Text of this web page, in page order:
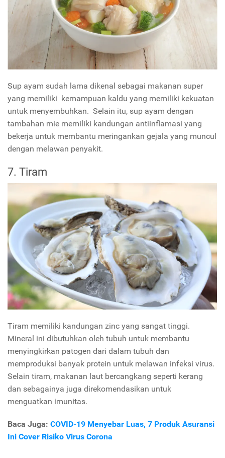
Sup ayam sudah lama dikenal sebagai makanan super
yang memiliki kemampuan kaldu yang memiliki kekuatan
untuk menyembuhkan. Selain itu, sup ayam dengan
tambahan mie memiliki kandungan antiinflamasi yang
bekerja untuk membantu meringankan gejala yang muncul
dengan melawan penyakit.
7. Tiram
Tiram memiliki kandungan zinc yang sangat tinggi.
Mineral ini dibutuhkan oleh tubuh untuk membantu
menyingkirkan patogen dari dalam tubuh dan
memproduksi banyak protein untuk melawan infeksi virus.
Selain tiram, makanan laut bercangkang seperti kerang
dan sebagainya juga direkomendasikan untuk
menguatkan imunitas.
Baca Juga: COVID-19 Menyebar Luas, 7 Produk Asuransi
Ini Cover Risiko Virus Corona